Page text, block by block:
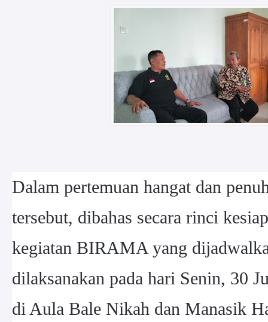
Dalam pertemuan hangat dan
tersebut, dibahas secara rinci
kegiatan BIRAMA yang
dilaksanakan pada hari Senin, 30
di Aula Bale Nikah dan Manasik